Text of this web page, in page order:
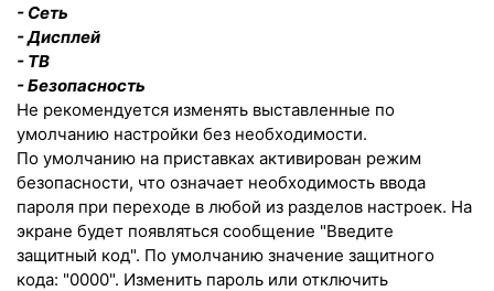
- Сеть
- Дисплей
- ТВ
- Безопасность
Не рекомендуется изменять выставленные по
умолчанию настройки без необходимости.
По умолчанию на приставках активирован режим
безопасности, что означает необходимость ввода
пароля при переходе в любой из разделов настроек. На
экране будет появляться сообщение "Введите
защитный код". По умолчанию значение защитного
кода: "0000". Изменить пароль или отключить